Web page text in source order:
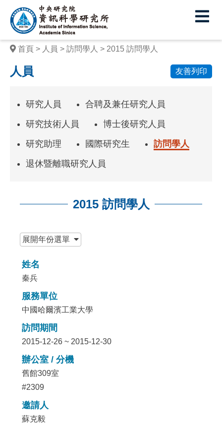
中
央
研
究
院
學
研
所
首頁 人員 訪問學人 2015 訪問學人
人員 友善列印
研究人員
合聘及兼任研究人員
研究技術人員
博士後研究人員
研究助理
國際研究生
訪問學人
退休暨離職研究人員
2015 訪問學人
展開年份選單
姓名
秦兵
服務單位
中國哈爾濱工業大學
訪問期間
2015-12-26 ~ 2015-12-30
辦公室 / 分機
舊館309室
#2309
邀請人
蘇克毅